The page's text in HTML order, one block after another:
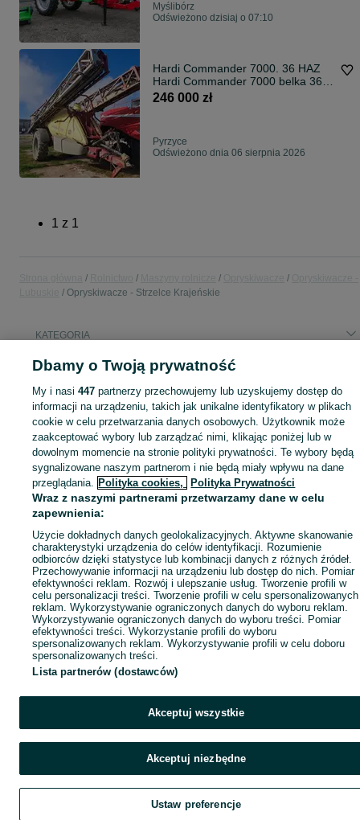
Myślibórz
Odświeżono dzisiaj o 07:10
Hardi Commander 7000. 36 HAZ
Hardi Commander 7000 belka 36 z
Systemem TWIN . Rękaw
246 000 zł
Pyrzyce
Odświeżono dnia 06 sierpnia 2026
1 z 1
Opryskiwacze - Strzelce Krajeńskie
KATEGORIA
Mapa kategorii
Mapa miejscowości
Mapa ministron
Popularne wyszukiwania
Dbamy o Twoją prywatność
My i nasi447 partnerzy przechowujemy lub uzyskujemy dostęp do
informacji na urządzeniu, takich jak unikalne identyfikatory w plikach
cookie w celu przetwarzania danych osobowych. Użytkownik może
zaakceptować wybory lub zarządzać nimi, klikając poniżej lub w
dowolnym momencie na stronie polityki prywatności. Te wybory będą
sygnalizowane naszym partnerom i nie będą miały wpływu na dane
przeglądania. Polityka cookies, Polityka Prywatności
Wraz z naszymi partnerami przetwarzamy dane w celu
zapewnienia:
Użycie dokładnych danych geolokalizacyjnych. Aktywne skanowanie
charakterystyki urządzenia do celów identyfikacji. Rozumienie
odbiorców dzięki statystyce lub kombinacji danych z różnych źródeł.
Przechowywanie informacji na urządzeniu lub dostęp do nich. Pomiar
efektywności reklam. Rozwój i ulepszanie usług. Tworzenie profili w
celu personalizacji treści. Tworzenie profili w celu spersonalizowanych
reklam. Wykorzystywanie ograniczonych danych do wyboru reklam.
Wykorzystywanie ograniczonych danych do wyboru treści. Pomiar
efektywności treści. Wykorzystanie profili do wyboru
spersonalizowanych reklam. Wykorzystywanie profili w celu doboru
spersonalizowanych treści.
Lista partnerów (dostawców)
Akceptuj wszystkie
Akceptuj niezbędne
Ustaw preferencje